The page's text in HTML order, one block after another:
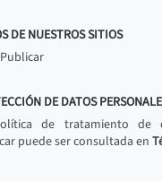
DE NUESTROS SITIOS
Publicar
DE DATOS
de tratamiento de
puede ser consultada en